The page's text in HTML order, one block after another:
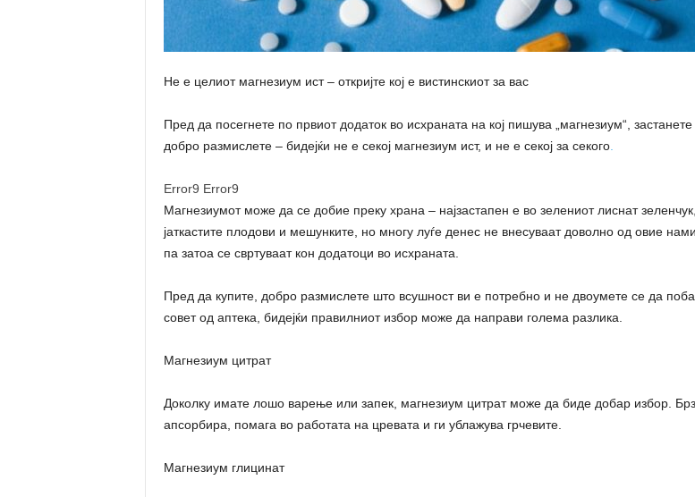
Не е целиот магнезиум ист – откријте кој е вистинскиот за вас
Пред да посегнете по првиот додаток во исхраната на кој пишува „магнезиум“, застанете
добро размислете – бидејќи не е секој магнезиум ист, и не е секој за секого.
Error9 Error9
Магнезиумот може да се добие преку храна – најзастапен е во зелениот лиснат зеленчук,
јаткастите плодови и мешунките, но многу луѓе денес не внесуваат доволно од овие
па затоа се свртуваат кон додатоци во исхраната.
Пред да купите, добро размислете што всушност ви е потребно и не двоумете се да
совет од аптека, бидејќи правилниот избор може да направи голема разлика.
Магнезиум цитрат
Доколку имате лошо варење или запек, магнезиум цитрат може да биде добар избор.
апсорбира, помага во работата на цревата и ги ублажува грчевите.
Магнезиум глицинат